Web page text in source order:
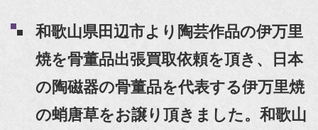
和歌山県田辺市より陶芸作品の伊万里
焼を骨董品出張買取依頼を頂き、日本
の陶磁器の骨董品を代表する伊万里焼
の蛸唐草をお譲り頂きました。和歌山